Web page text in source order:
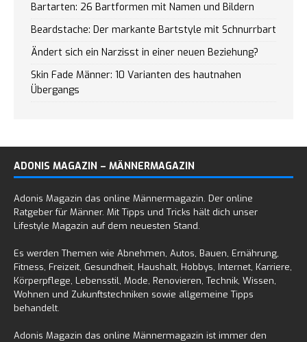
Bartarten: 26 Bartformen mit Namen und Bildern
Beardstache: Der markante Bartstyle mit Schnurrbart
Ändert sich ein Narzisst in einer neuen Beziehung?
Skin Fade Männer: 10 Varianten des hautnahen
Übergangs
ADONIS MAGAZIN – MÄNNERMAGAZIN
Adonis Magazin das online Männermagazin. Der online
Ratgeber für Männer. Mit Tipps und Tricks hält dich unser
Lifestyle Magazin auf dem neuesten Stand.
Es werden Themen wie Abnehmen, Autos, Bauen, Ernährung,
Fitness, Freizeit, Gesundheit, Haushalt, Hobbys, Internet, Karriere,
Körperpflege, Lebensstil, Mode, Renovieren, Technik, Wissen,
Wohnen und Zukunftstechniken sowie allgemeine Tipps
behandelt.
Adonis Magazin das online Männermagazin ist immer den